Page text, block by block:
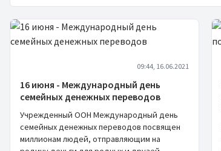
Новости
09:44, 16.06.2021
16 июня - Международный день
семейных денежных переводов
Учрежденный ООН Международный день
семейных денежных переводов посвящен
миллионам людей, отправляющим на